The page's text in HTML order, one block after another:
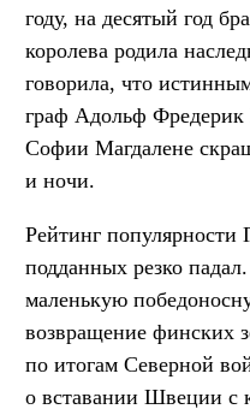
году, на десятый год
королева родила
говорила, что
граф Адольф
Софии Магдалене
и ночи.
Рейтинг популярности
подданных резко
маленькую
возвращение финских
по итогам Северной
о вставании Швеции с